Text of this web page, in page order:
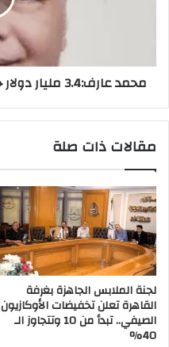
محمد عارف:3.4 مليار دولار حجم التبادل التجاري بين البلدين
مقالات ذات صلة
لجنة الملابس الجاهزة بغرفة
القاهرة تعلن تخفيضات الأوكازيون
الصيفي.. تبدأ من 10 وتتجاوز الـ
40%